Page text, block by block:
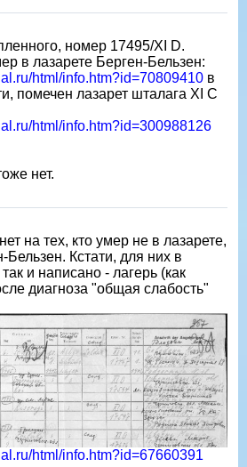
номер 17495/XI D.
в лазарете Берген-Бельзен:
html/info.htm?id=70809410 в
помечен лазарет шталага XI C
html/info.htm?id=300988126
нет.
на тех, кто умер не в лазарете,
Бельзен. Кстати, для них в
и написано - лагерь (как
диагноза "общая слабость"
html/info.htm?id=67660391